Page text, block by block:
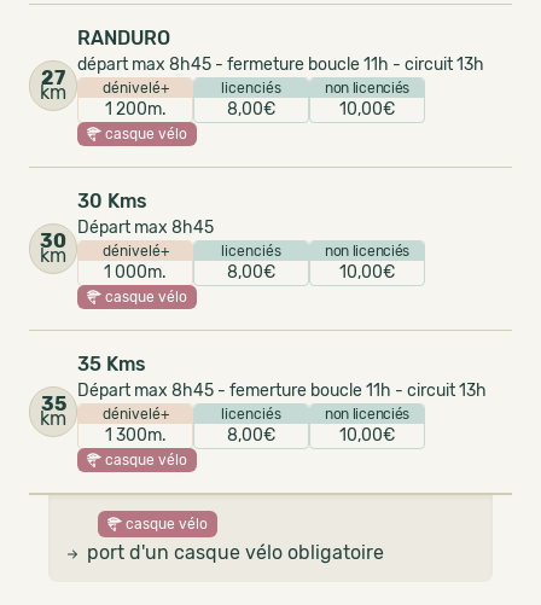
27
km
RANDURO
départ max 8h45 - fermeture boucle 11h - circuit 13h
dénivelé+
1 200m.
licenciés
8,00€
non licenciés
10,00€
casque vélo
30
km
30 Kms
Départ max 8h45
dénivelé+
1 000m.
licenciés
8,00€
non licenciés
10,00€
casque vélo
35
km
35 Kms
Départ max 8h45 - femerture boucle 11h - circuit 13h
dénivelé+
1 300m.
licenciés
8,00€
non licenciés
10,00€
casque vélo
casque vélo
port d'un casque vélo obligatoire